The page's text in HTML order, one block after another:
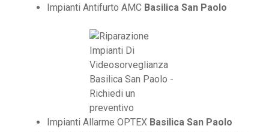
Impianti Antifurto AMC Basilica San Paolo
Impianti Allarme OPTEX Basilica San Paolo